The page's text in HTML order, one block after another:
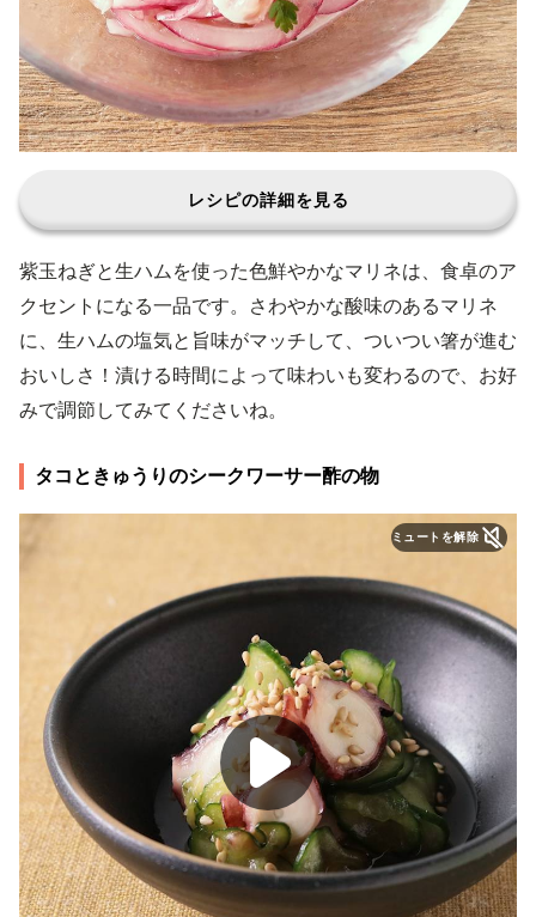
レシピの詳細を見る
紫玉ねぎと生ハムを使った色鮮やかなマリネは、食卓のア
クセントになる一品です。さわやかな酸味のあるマリネ
に、生ハムの塩気と旨味がマッチして、ついつい箸が進む
おいしさ！漬ける時間によって味わいも変わるので、お好
みで調節してみてくださいね。
タコときゅうりのシークワーサー酢の物
ミュートを解除